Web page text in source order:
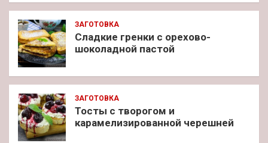
ЗАГОТОВКА
Сладкие гренки с орехово-
шоколадной пастой
ЗАГОТОВКА
Тосты с творогом и
карамелизированной черешней